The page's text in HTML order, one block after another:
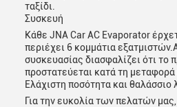
ταξίδι.
Συσκευή
Κάθε JNA Car AC Evaporator
περιέχει 6 κομμάτια
συσκευασίας διασφαλίζει ότι το
προστατεύεται κατά τη μεταφορά
Ελάχιστη ποσότητα και θαλάσσιο
Για την ευκολία των πελατών